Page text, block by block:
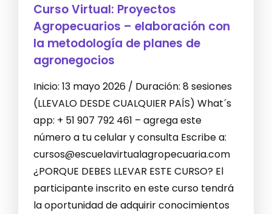
Curso Virtual: Proyectos
Agropecuarios – elaboración con
la metodología de planes de
agronegocios
Inicio: 13 mayo 2026 / Duración: 8 sesiones
(LLEVALO DESDE CUALQUIER PAÍS) What´s
app: + 51 907 792 461 – agrega este
número a tu celular y consulta Escribe a:
cursos@escuelavirtualagropecuaria.com
¿PORQUE DEBES LLEVAR ESTE CURSO? El
participante inscrito en este curso tendrá
la oportunidad de adquirir conocimientos